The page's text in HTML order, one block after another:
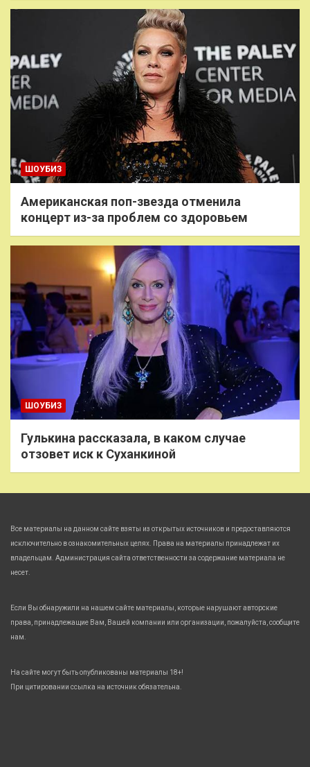
ШОУБИЗ
Американская поп-звезда отменила
концерт из-за проблем со здоровьем
ШОУБИЗ
Гулькина рассказала, в каком случае
отзовет иск к Суханкиной
Все материалы на данном сайте взяты из открытых источников и предоставляются
исключительно в ознакомительных целях. Права на материалы принадлежат их
владельцам. Администрация сайта ответственности за содержание материала не
несет.
Если Вы обнаружили на нашем сайте материалы, которые нарушают авторские
права, принадлежащие Вам, Вашей компании или организации, пожалуйста, сообщите
нам.
На сайте могут быть опубликованы материалы 18+!
При цитировании ссылка на источник обязательна.